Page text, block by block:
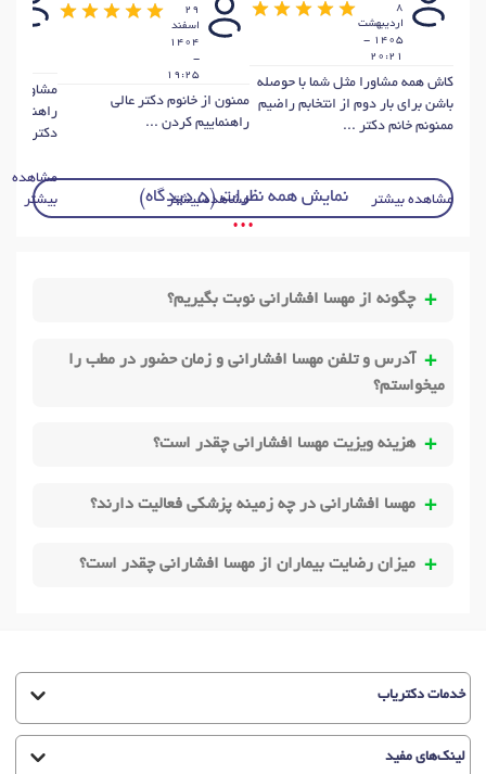
8
ارديبهشت
1405 -
20:21
کاش همه مشاورا مثل شما با حوصله
باشن برای بار دوم از انتخابم راضیم
ممنونم خانم دکتر ...
مشاهده بیشتر
29
اسفند
1404
-
19:25
ممنون از خانوم دکتر عالی
راهنماییم کردن ...
مشاهده بیشتر
مشاوره
راهنمایی
دکتر ...
مشاهده
بیشتر
نمایش همه نظرات (5 دیدگاه)
• • •
چگونه از مهسا افشارانی نوبت بگیریم؟
آدرس و تلفن مهسا افشارانی و زمان حضور در مطب را
میخواستم؟
هزینه ویزیت مهسا افشارانی چقدر است؟
مهسا افشارانی در چه زمینه پزشکی فعالیت دارند؟
میزان رضایت بیماران از مهسا افشارانی چقدر است؟
خدمات دکتریاب
لینک‌های مفید